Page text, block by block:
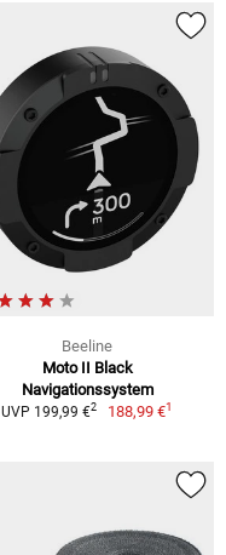
Beeline
Moto II Black
Navigationssystem
UVP 199,99 €2 188,99 €1